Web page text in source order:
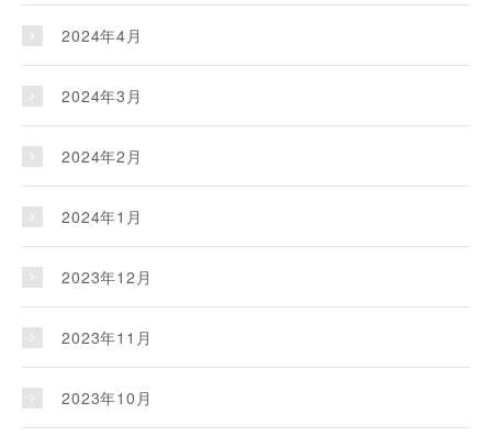
2024年4月
2024年3月
2024年2月
2024年1月
2023年12月
2023年11月
2023年10月